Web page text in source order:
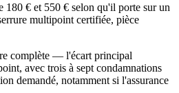
180 € et 550 € selon qu'il porte sur un
multipoint certifiée, pièce
complète — l'écart principal
avec trois à sept condamnations
demandé, notamment si l'assurance